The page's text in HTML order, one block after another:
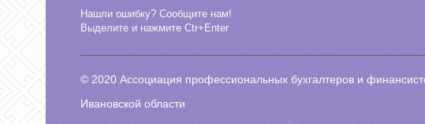
Нашли ошибку? Сообщите нам!
Выделите и нажмите Ctr+Enter
© 2020 Ассоциация профессиональных бухгалтеров и
Ивановской области